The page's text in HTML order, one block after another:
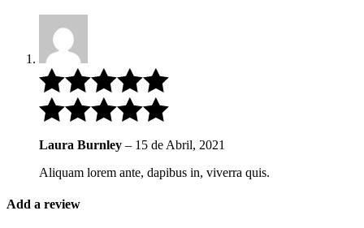
Laura Burnley – 15 de Abril, 2021
Aliquam lorem ante, dapibus in, viverra quis.
Add a review